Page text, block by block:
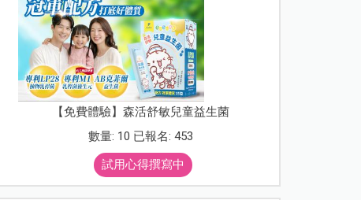
【免費體驗】森活舒敏兒童益生菌
數量: 10 已報名: 453
試用心得撰寫中